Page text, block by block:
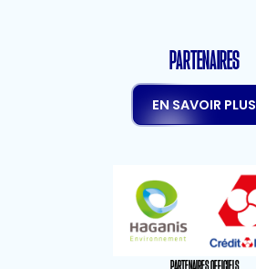
PARTENAIRES
EN SAVOIR PLUS
PARTENAIRES OFFICIELS